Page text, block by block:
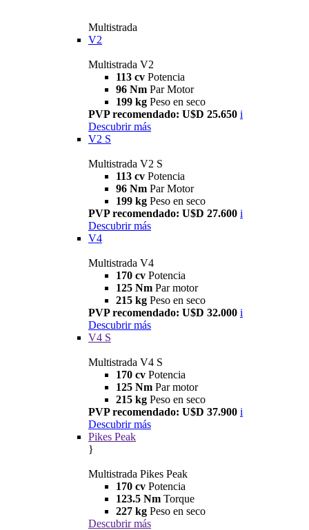
Multistrada
V2
Multistrada V2
113 cv Potencia
96 Nm Par Motor
199 kg Peso en seco
PVP recomendado: U$D 25.650 i
Descubrir más
V2 S
Multistrada V2 S
113 cv Potencia
96 Nm Par Motor
199 kg Peso en seco
PVP recomendado: U$D 27.600 i
Descubrir más
V4
Multistrada V4
170 cv Potencia
125 Nm Par motor
215 kg Peso en seco
PVP recomendado: U$D 32.000 i
Descubrir más
V4 S
Multistrada V4 S
170 cv Potencia
125 Nm Par motor
215 kg Peso en seco
PVP recomendado: U$D 37.900 i
Descubrir más
Pikes Peak
}
Multistrada Pikes Peak
170 cv Potencia
123.5 Nm Torque
227 kg Peso en seco
Descubrir más